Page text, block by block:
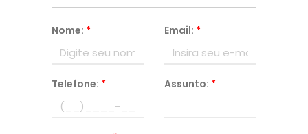
Nome: * Email: *
Telefone: * Assunto: *